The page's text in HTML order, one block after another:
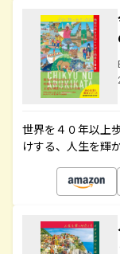
世界を４０年以上
けする、人生を輝